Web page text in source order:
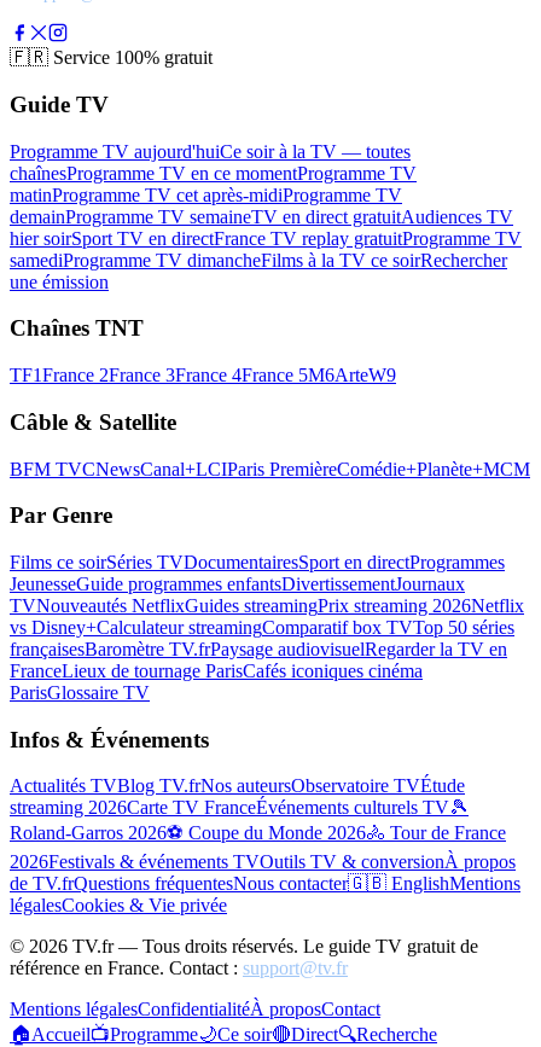
🇫🇷 Service 100% gratuit
Guide TV
Programme TV aujourd'huiCe soir à la TV — toutes
chaînesProgramme TV en ce momentProgramme TV
matinProgramme TV cet après-midiProgramme TV
demainProgramme TV semaineTV en direct gratuitAudiences TV
hier soirSport TV en directFrance TV replay gratuitProgramme TV
samediProgramme TV dimancheFilms à la TV ce soirRechercher
une émission
Chaînes TNT
TF1France 2France 3France 4France 5M6ArteW9
Câble & Satellite
BFM TVCNewsCanal+LCIParis PremièreComédie+Planète+MCM
Par Genre
Films ce soirSéries TVDocumentairesSport en directProgrammes
JeunesseGuide programmes enfantsDivertissementJournaux
TVNouveautés NetflixGuides streamingPrix streaming 2026Netflix
vs Disney+Calculateur streamingComparatif box TVTop 50 séries
françaisesBaromètre TV.frPaysage audiovisuelRegarder la TV en
FranceLieux de tournage ParisCafés iconiques cinéma
ParisGlossaire TV
Infos & Événements
Actualités TVBlog TV.frNos auteursObservatoire TVÉtude
streaming 2026Carte TV FranceÉvénements culturels TV🎾
Roland-Garros 2026⚽ Coupe du Monde 2026🚴 Tour de France
2026Festivals & événements TVOutils TV & conversionÀ propos
de TV.frQuestions fréquentesNous contacter🇬🇧 EnglishMentions
légalesCookies & Vie privée
© 2026 TV.fr — Tous droits réservés. Le guide TV gratuit de
référence en France. Contact : support@tv.fr
Mentions légalesConfidentialitéÀ proposContact
🏠Accueil📺Programme🌙Ce soir🔴Direct🔍Recherche